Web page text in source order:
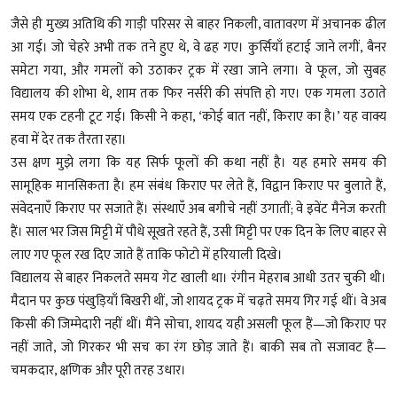
जैसे ही मुख्य अतिथि की गाड़ी परिसर से बाहर निकली, वातावरण में अचानक ढील
आ गई। जो चेहरे अभी तक तने हुए थे, वे ढह गए। कुर्सियाँ हटाई जाने लगीं, बैनर
समेटा गया, और गमलों को उठाकर ट्रक में रखा जाने लगा। वे फूल, जो सुबह
विद्यालय की शोभा थे, शाम तक फिर नर्सरी की संपत्ति हो गए। एक गमला उठाते
समय एक टहनी टूट गई। किसी ने कहा, ‘कोई बात नहीं, किराए का है।’ यह वाक्य
हवा में देर तक तैरता रहा।
उस क्षण मुझे लगा कि यह सिर्फ फूलों की कथा नहीं है। यह हमारे समय की
सामूहिक मानसिकता है। हम संबंध किराए पर लेते हैं, विद्वान किराए पर बुलाते हैं,
संवेदनाएँ किराए पर सजाते हैं। संस्थाएँ अब बगीचे नहीं उगातीं; वे इवेंट मैनेज करती
हैं। साल भर जिस मिट्टी में पौधे सूखते रहते हैं, उसी मिट्टी पर एक दिन के लिए बाहर से
लाए गए फूल रख दिए जाते हैं ताकि फोटो में हरियाली दिखे।
विद्यालय से बाहर निकलते समय गेट खाली था। रंगीन मेहराब आधी उतर चुकी थी।
मैदान पर कुछ पंखुड़ियाँ बिखरी थीं, जो शायद ट्रक में चढ़ते समय गिर गई थीं। वे अब
किसी की जिम्मेदारी नहीं थीं। मैंने सोचा, शायद यही असली फूल हैं—जो किराए पर
नहीं जाते, जो गिरकर भी सच का रंग छोड़ जाते हैं। बाकी सब तो सजावट है—
चमकदार, क्षणिक और पूरी तरह उधार।